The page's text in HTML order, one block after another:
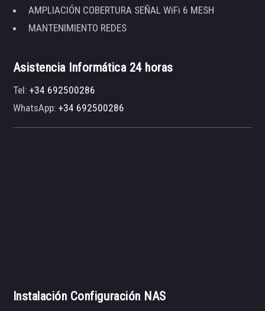
AMPLIACIÓN COBERTURA SEÑAL WiFi 6 MESH
MANTENIMIENTO REDES
Asistencia Informática 24 horas
Tel:+34 692500286
WhatsApp:+34 692500286
Instalación Configuración NAS